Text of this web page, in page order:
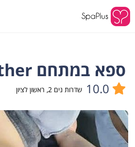
ספא במתחם Dogether קניון ראשונים בראשון לציון
שדרות נים 2 , ראשון לציון